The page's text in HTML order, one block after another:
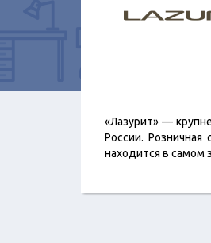
«Лазурит» —
России.
находится в самом